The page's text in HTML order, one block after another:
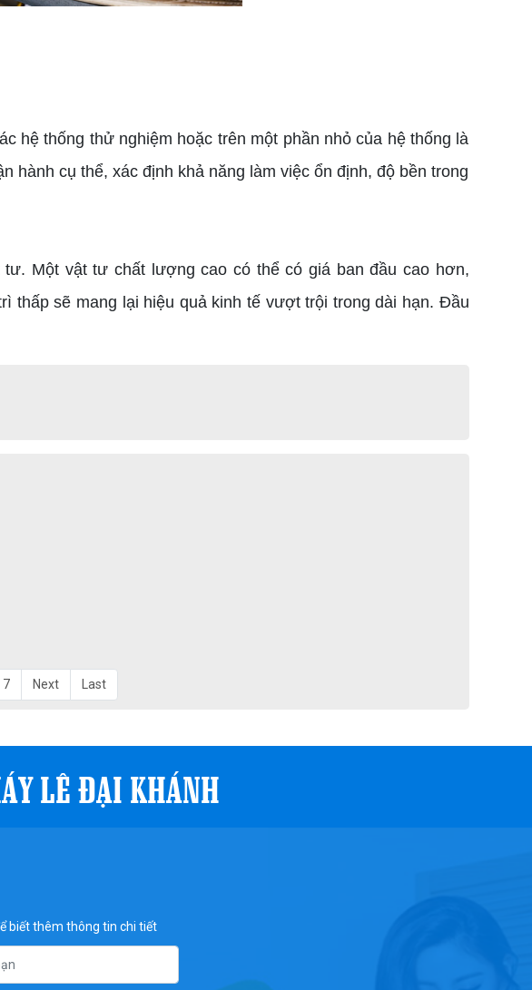
thống thử nghiệm hoặc trên một phần nhỏ của hệ thống là
cụ thể, xác định khả năng làm việc ổn định, độ bền trong
Một vật tư chất lượng cao có thể có giá ban đầu cao hơn,
thấp sẽ mang lại hiệu quả kinh tế vượt trội trong dài hạn. Đầu
7 Next Last
LÊ ĐẠI KHÁNH
biết thêm thông tin chi tiết